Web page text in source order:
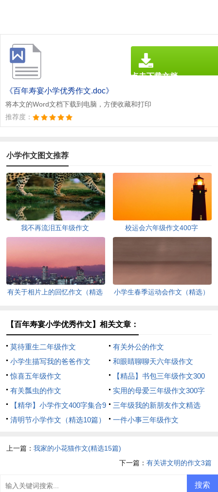
《百年寿宴小学优秀作文.doc》
将本文的Word文档下载到电脑，方便收藏和打印
推荐度：
点击下载文档
小学作文图文推荐
我不再流泪五年级作文 校运会六年级作文400字
有关于相片上的回忆作文（精选
小学生春季运动会作文（精选）
【百年寿宴小学优秀作文】相关文章：
莫待重生二年级作文
有关外公的作文
小学生描写我的爸爸作文
和眼睛聊聊天六年级作文
惊喜五年级作文
【精品】书包三年级作文300
字三篇
有关瓢虫的作文
实用的母爱三年级作文300字
四篇
【精华】小学作文400字集合9
篇
三年级我的新朋友作文精选
清明节小学作文（精选10篇）
一件小事三年级作文
上一篇：我家的小花猫作文(精选15篇)
下一篇： 有关讲文明的作文3篇